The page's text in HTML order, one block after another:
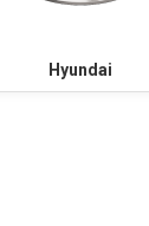
Hyundai